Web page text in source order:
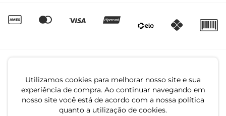
Utilizamos cookies para melhorar nosso site e sua
experiência de compra. Ao continuar navegando em
nosso site você está de acordo com a nossa política
quanto a utilização de cookies.